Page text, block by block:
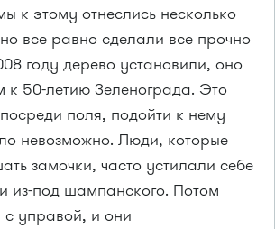
к этому отнеслись несколько
все равно сделали все прочно
году дерево установили, оно
50-летию Зеленограда. Это
поля, подойти к нему
невозможно. Люди, которые
замочки, часто устилали себе
из-под шампанского. Потом
управой, и они